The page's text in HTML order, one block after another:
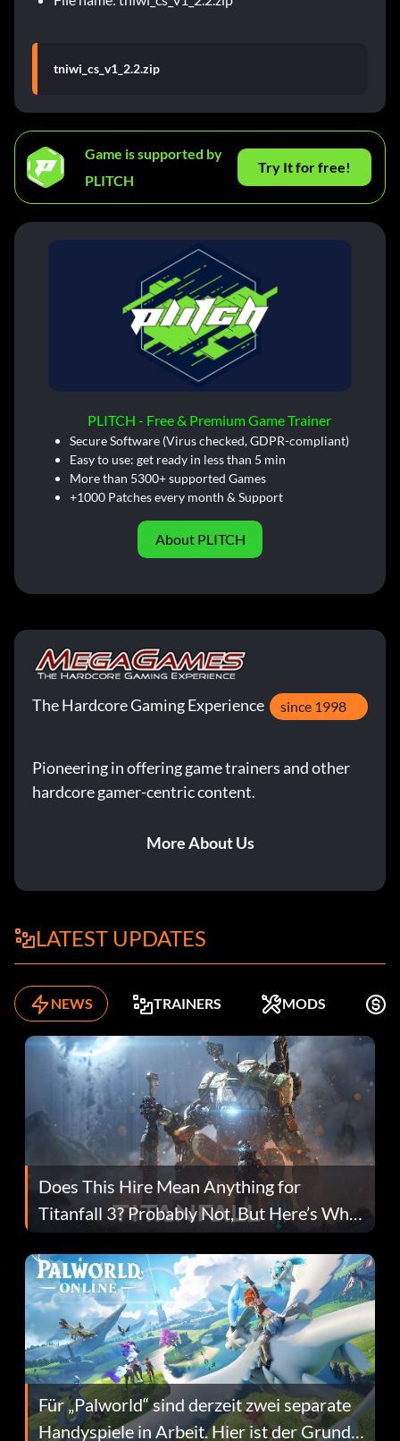
tniwi_cs_v1_2.2.zip
Game is supported by
PLITCH
Try It for free!
PLITCH - Free & Premium Game Trainer
Secure Software (Virus checked, GDPR-compliant)
Easy to use: get ready in less than 5 min
More than 5300+ supported Games
+1000 Patches every month & Support
About PLITCH
The Hardcore Gaming Experience since 1998
Pioneering in offering game trainers and other
hardcore gamer-centric content.
More About Us
LATEST UPDATES
NEWS TRAINERS MODS
Does This Hire Mean Anything for
Titanfall 3? Probably Not, But Here’s Why
Fans Are Hopeful
Für „Palworld“ sind derzeit zwei separate
Handyspiele in Arbeit. Hier ist der Grund